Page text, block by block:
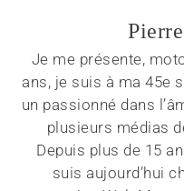
Je me présente,
ans, je suis à ma 45e
un passionné dans
plusieurs médias
Depuis plus de 15
suis aujourd’hui